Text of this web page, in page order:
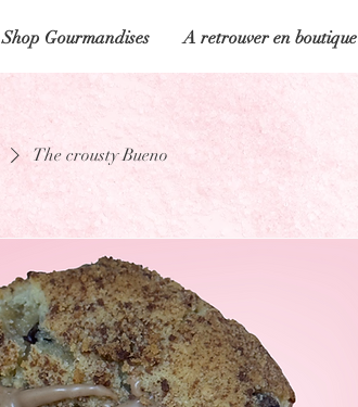
Shop Gourmandises A retrouver en boutique
The crousty Bueno